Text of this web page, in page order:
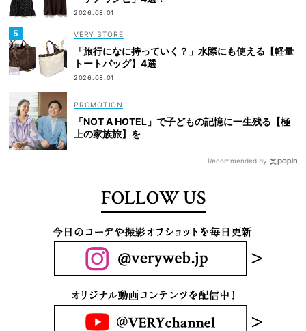
2026.08.01
VERY STORE
「旅行になに持っていく？」水際にも使える【軽量
トートバッグ】4選
2026.08.01
「NOT A HOTEL」で子どもの記憶に一生残る【極
上の家族旅】を
Recommended by
FOLLOW US